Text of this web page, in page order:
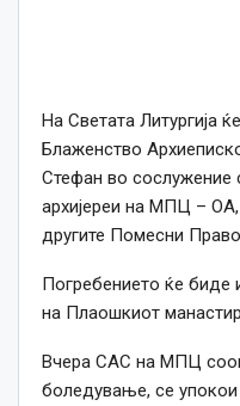
На Светата Литургија
Блаженство
Стефан во сослужение
архијереи на МПЦ –
другите Помесни
Погребението ќе биде
на Плаошкиот
Вчера САС на МПЦ
боледување, се